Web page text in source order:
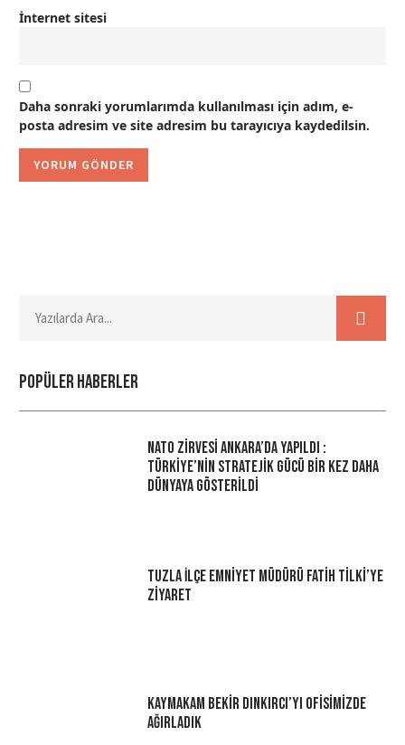
İnternet sitesi
Daha sonraki yorumlarımda kullanılması için adım, e-
posta adresim ve site adresim bu tarayıcıya kaydedilsin.
Popüler haberler
NATO Zirvesi Ankara’da Yapıldı :
Türkiye’nin Stratejik Gücü Bir Kez Daha
Dünyaya Gösterildi
Tuzla İlçe Emniyet Müdürü Fatih Tilki’ye
Ziyaret
Kaymakam Bekir Dınkırcı’yı Ofisimizde
Ağırladık